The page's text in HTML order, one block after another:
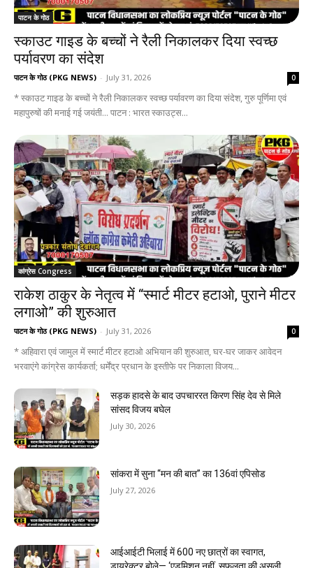
पाटन के गोठ
स्काउट गाइड के बच्चों ने रैली निकालकर दिया स्वच्छ
पर्यावरण का संदेश
पाटन के गोठ (PKG NEWS) - July 31, 2026 0
* स्काउट गाइड के बच्चों ने रैली निकालकर स्वच्छ पर्यावरण का दिया संदेश, गुरु पूर्णिमा एवं
महापुरुषों की मनाई गई जयंती... पाटन : भारत स्काउट्स...
कांग्रेस Congress
राकेश ठाकुर के नेतृत्व में “स्मार्ट मीटर हटाओ, पुराने मीटर
लगाओ” की शुरुआत
पाटन के गोठ (PKG NEWS) - July 31, 2026 0
* अहिवारा एवं जामुल में स्मार्ट मीटर हटाओ अभियान की शुरुआत, घर-घर जाकर आवेदन
भरवाएंगे कांग्रेस कार्यकर्ता; धर्मेंद्र प्रधान के इस्तीफे पर निकाला विजय...
सड़क हादसे के बाद उपचाररत किरण सिंह देव से मिले
सांसद विजय बघेल
July 30, 2026
सांकरा में सुना “मन की बात” का 136वां एपिसोड
July 27, 2026
आईआईटी भिलाई में 600 नए छात्रों का स्वागत,
डायरेक्टर बोले— ‘एडमिशन नहीं, सफलता की असली